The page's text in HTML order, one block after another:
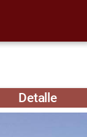
Detalle